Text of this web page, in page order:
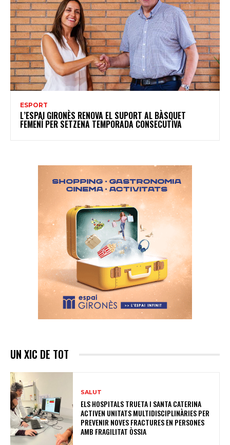
ESPORT
L’ESPAI GIRONÈS RENOVA EL SUPORT AL BÀSQUET
FEMENÍ PER SETZENA TEMPORADA CONSECUTIVA
UN XIC DE TOT
SALUT
ELS HOSPITALS TRUETA I SANTA CATERINA
ACTIVEN UNITATS MULTIDISCIPLINÀRIES PER
PREVENIR NOVES FRACTURES EN PERSONES
AMB FRAGILITAT ÒSSIA